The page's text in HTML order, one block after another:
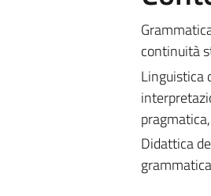
continuità
Linguistica
Didattica